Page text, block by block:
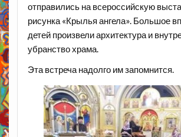
отправились на всероссийскую
рисунка «Крылья ангела». Большое
детей произвели архитектура и
убранство храма.
Эта встреча надолго им запомнится.